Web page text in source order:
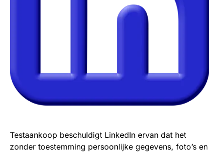
Testaankoop beschuldigt LinkedIn ervan dat het
zonder toestemming persoonlijke gegevens, foto’s en